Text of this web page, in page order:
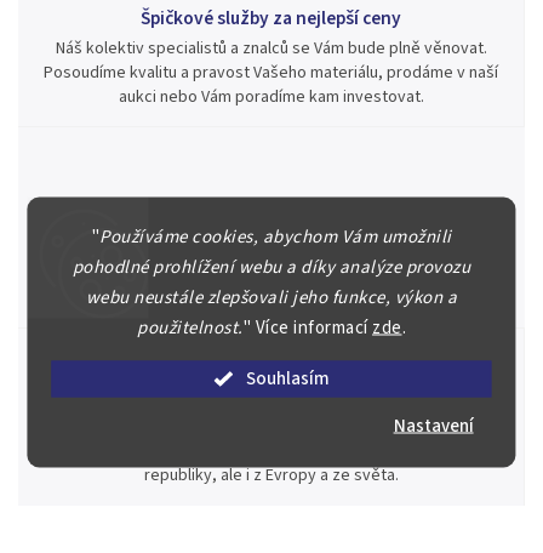
"Používáme cookies, abychom Vám umožnili
pohodlné prohlížení webu a díky analýze provozu
webu neustále zlepšovali jeho funkce, výkon a
použitelnost." Více informacízde.
Souhlasím
Nastavení
Špičkové služby za nejlepší ceny
Náš kolektiv specialistů a znalců se Vám bude plně věnovat.
Posoudíme kvalitu a pravost Vašeho materiálu, prodáme v naší
aukci nebo Vám poradíme kam investovat.
Během té doby jsme v našich aukcích prodali významné sbírky i
jednotlivé kusy unikátních mincí, bankovek, řádů a vyznamenání
za rekordní ceny.
Stovky spokojených zákazníků
republiky, ale i z Evropy a ze světa.